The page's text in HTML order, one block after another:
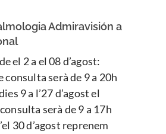
Admiravisión a
el 2 a el 08 d’agost:
consulta serà de 9 a 20h
9 a l’27 d’agost el
serà de 9 a 17h
30 d’agost reprenem